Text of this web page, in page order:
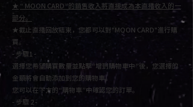
★ “ MOON CARD”的銷售收入將直接成為本直播收入的一
部分。
★截止直播回放結束，您都可以對"MOON CARD"進行購
買。
- 步驟1 -
選擇您希望購買數量並點擊“增到購物車中”後， 您選擇的
金額將會自動添加到您的購物車。
您可以在下方的“購物車”中確認您的訂單。
- 步驟 2 -